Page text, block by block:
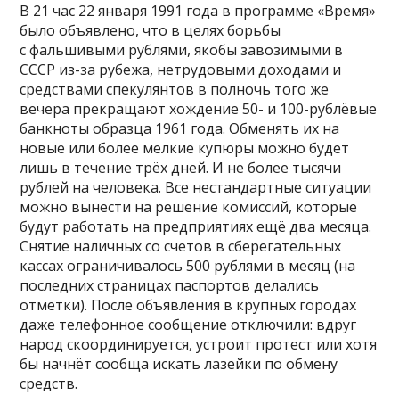
В 21 час 22 января 1991 года в программе «Время»
было объявлено, что в целях борьбы
с фальшивыми рублями, якобы завозимыми в
СССР из-за рубежа, нетрудовыми доходами и
средствами спекулянтов в полночь того же
вечера прекращают хождение 50- и 100-рублёвые
банкноты образца 1961 года. Обменять их на
новые или более мелкие купюры можно будет
лишь в течение трёх дней. И не более тысячи
рублей на человека. Все нестандартные ситуации
можно вынести на решение комиссий, которые
будут работать на предприятиях ещё два месяца.
Снятие наличных со счетов в сберегательных
кассах ограничивалось 500 рублями в месяц (на
последних страницах паспортов делались
отметки). После объявления в крупных городах
даже телефонное сообщение отключили: вдруг
народ скоординируется, устроит протест или хотя
бы начнёт сообща искать лазейки по обмену
средств.